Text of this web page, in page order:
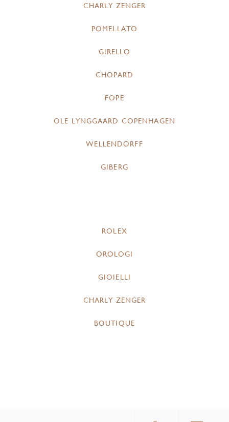
CHARLY ZENGER
POMELLATO
GIRELLO
CHOPARD
FOPE
OLE LYNGGAARD COPENHAGEN
WELLENDORFF
GIBERG
ROLEX
OROLOGI
GIOIELLI
CHARLY ZENGER
BOUTIQUE